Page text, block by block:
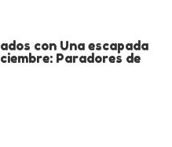
con Una escapada
Paradores de